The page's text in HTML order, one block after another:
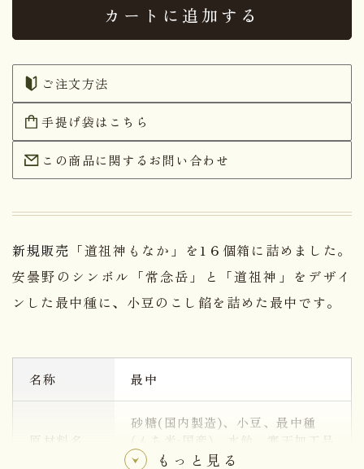
カートに追加する
ご注文方法
手提げ袋はこちら
この商品に関するお問い合わせ
新規販売 「道祖神もなか」を1６個箱に詰めました。
安曇野のシンボル「常念岳」と「道祖神」をデザイ
ンした最中種に、小豆のこし餡を詰めた最中です。
名称 最中
原材料名
砂糖(国内製造)、小豆、最中種
(もち米:国産)、水飴、寒天加工品
(麦芽糖、寒天)、寒天
もっと見る